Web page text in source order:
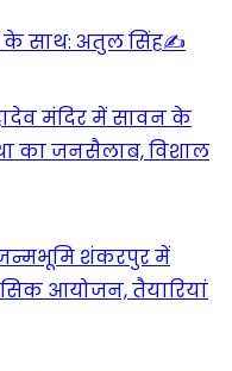
के साथ: अतुल सिंह✍️
मंदिर में सावन के
का जनसैलाब, विशाल
शंकरपुर में
आयोजन, तैयारियां